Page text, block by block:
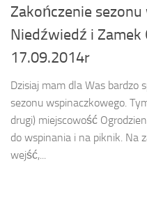
Zakończenie
Niedźwiedź i
17.09.2014r
Dzisiaj mam dla Was bardzo
sezonu wspinaczkowego.
drugi) miejscowość
do wspinania i na piknik. Na
wejść,...